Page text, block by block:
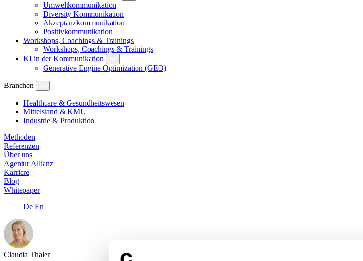
Umweltkommunikation
Diversity Kommunikation
Akzeptanzkommunikation
Positivkommunikation
Workshops, Coachings & Trainings
Workshops, Coachings & Trainings
KI in der Kommunikation
Generative Engine Optimization (GEO)
Branchen
Healthcare & Gesundheitswesen
Mittelstand & KMU
Industrie & Produktion
Methoden
Referenzen
Über uns
Agentur Allianz
Karriere
Blog
Whitepaper
De En
Claudia Thaler